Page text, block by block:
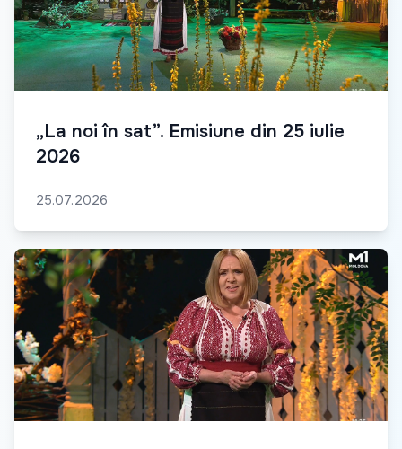
„La noi în sat”. Emisiune din 25 iulie
2026
25.07.2026